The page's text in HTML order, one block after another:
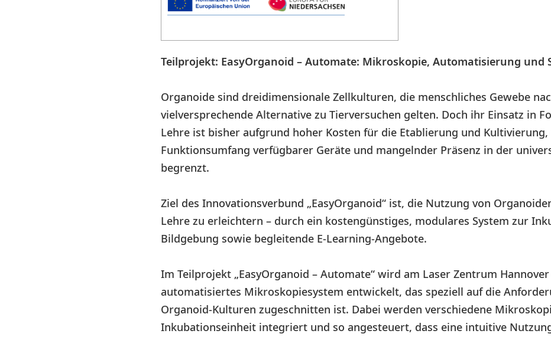
Teilprojekt: EasyOrganoid – Automate: Mikroskopie, Automatisierung und
Organoide sind dreidimensionale Zellkulturen, die menschliches Gewebe
vielversprechende Alternative zu Tierversuchen gelten. Doch ihr Einsatz in
Lehre ist bisher aufgrund hoher Kosten für die Etablierung und
Funktionsumfang verfügbarer Geräte und mangelnder Präsenz in der
begrenzt.
Ziel des Innovationsverbund „EasyOrganoid“ ist, die Nutzung von
Lehre zu erleichtern – durch ein kostengünstiges, modulares System zur
Bildgebung sowie begleitende E-Learning-Angebote.
Im Teilprojekt „EasyOrganoid – Automate“ wird am Laser Zentrum Hannover
automatisiertes Mikroskopiesystem entwickelt, das speziell auf die
Organoid-Kulturen zugeschnitten ist. Dabei werden verschiedene
Inkubationseinheit integriert und so angesteuert, dass eine intuitive